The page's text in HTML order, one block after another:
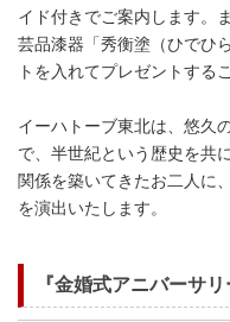
イド付きでご案内します。
芸品漆器「秀衡塗（ひでひ
トを入れてプレゼントする
イーハトーブ東北は、悠久
で、半世紀という歴史を共
関係を築いてきたお二人に
を演出いたします。
『金婚式アニバーサ